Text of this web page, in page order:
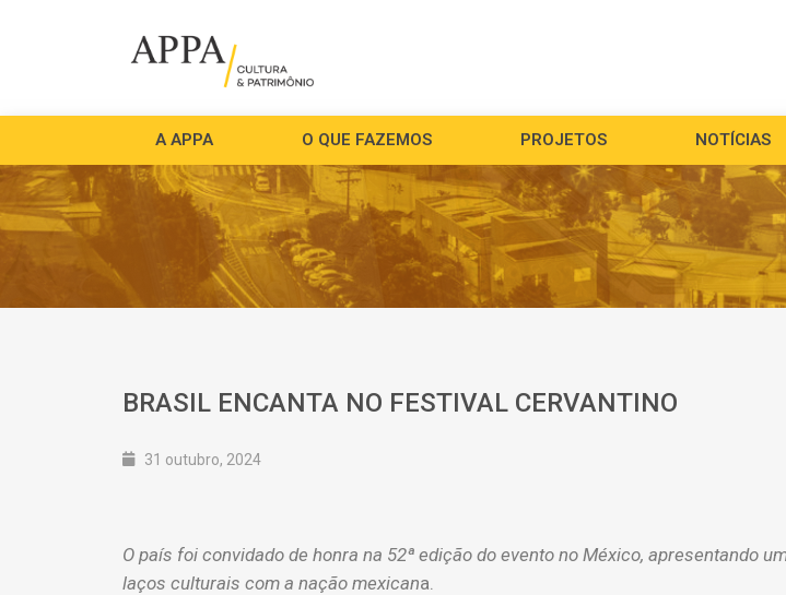
A APPA O QUE FAZEMOS PROJETOS NOTÍCIAS
BRASIL ENCANTA NO FESTIVAL CERVANTINO
31 outubro, 2024
O país foi convidado de honra na 52ª edição do evento no México, apresentando
laços culturais com a nação mexicana.